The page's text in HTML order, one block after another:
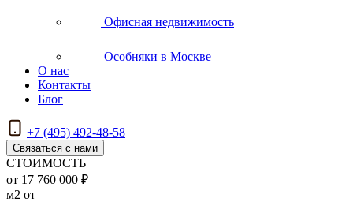
Офисная недвижимость
Особняки в Москве
О нас
Контакты
Блог
+7 (495) 492-48-58
Связаться с нами
СТОИМОСТЬ
от 17 760 000 ₽
м2 от